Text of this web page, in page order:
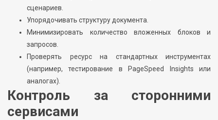
сценариев.
Упорядочивать структуру документа.
Минимизировать количество вложенных блоков и
запросов.
Проверять ресурс на стандартных инструментах
(например, тестирование в PageSpeed Insights или
аналогах).
Контроль за сторонними
сервисами